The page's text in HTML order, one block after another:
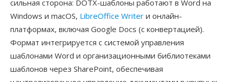
сильная сторона: DOTX-шаблоны работают в Word на
Windows и macOS, LibreOffice Writer и онлайн-
платформах, включая Google Docs (с конвертацией).
Формат интегрируется с системой управления
шаблонами Word и организационными библиотеками
шаблонов через SharePoint, обеспечивая